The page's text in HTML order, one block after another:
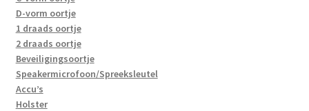
D-vorm oortje
1 draads oortje
2 draads oortje
Beveiligingsoortje
Speakermicrofoon/Spreeksleutel
Accu’s
Holster